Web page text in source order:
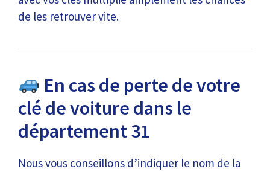
de les retrouver vite.
En cas de perte de votre
clé de voiture dans le
département 31
Nous vous conseillons d’indiquer le nom de la